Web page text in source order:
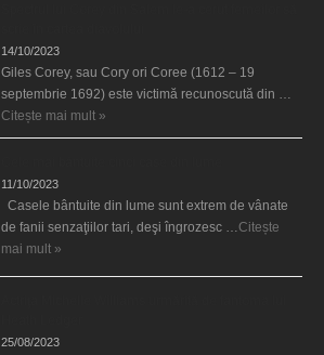
14/10/2023
Giles Corey, sau Cory ori Coree (1612 – 19
septembrie 1692) este victimă recunoscută din …
Citește mai mult »
11/10/2023
Casele bântuite din lume sunt extrem de vânate
de fanii senzaţiilor tari, deşi îngrozesc …Citește
mai mult »
25/08/2023